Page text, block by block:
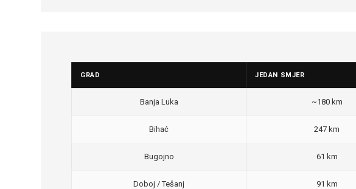
GRAD JEDAN SMJER
Banja Luka ~180 km
Bihać 247 km
Bugojno 61 km
Doboj / Tešanj 91 km